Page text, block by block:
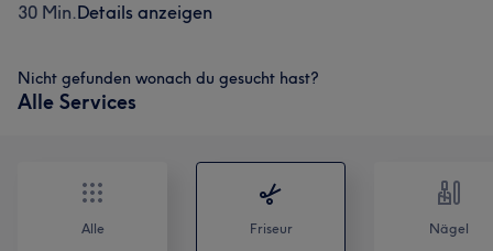
30 Min.Details anzeigen
Nicht gefunden wonach du gesucht hast?
Alle Services
Alle Friseur Nägel